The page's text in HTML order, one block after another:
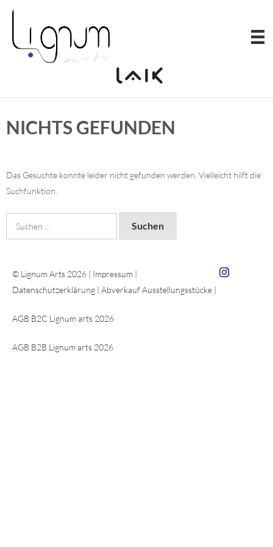
Zum
springen
NICHTS GEFUNDEN
Das Gesuchte konnte leider nicht gefunden werden. Vielleicht hilft die
Suchfunktion.
© Lignum Arts 2026 | Impressum |
Datenschutzerklärung | Abverkauf Ausstellungsstücke |
AGB B2C Lignum arts 2026
AGB B2B Lignum arts 2026
Zum Insta